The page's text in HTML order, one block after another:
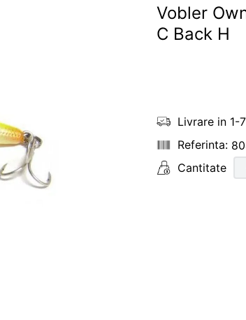
Vobler
C Back H
Livrare in 1-
Cantitate